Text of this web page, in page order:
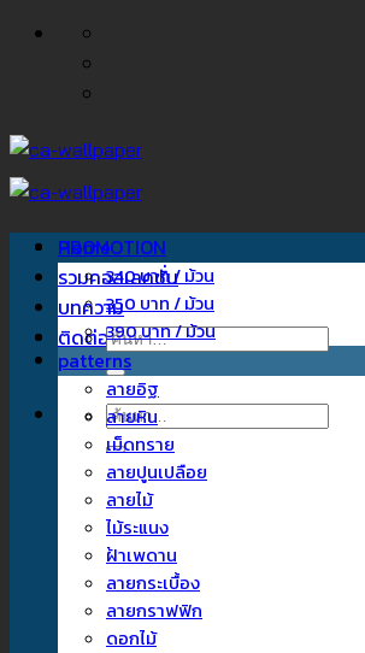
ข้าม
Home
รวมคอลเลคชั่น
บทความ
ติดต่อเรา
ค้นหา:
ค้นหา:
PROMOTION
340 บาท / ม้วน
350 บาท / ม้วน
390 บาท / ม้วน
patterns
ลายอิฐ
ลายหิน
เม็ดทราย
ลายปูนเปลือย
ลายไม้
ไม้ระแนง
ฝ้าเพดาน
ลายกระเบื้อง
ลายกราฟฟิก
ดอกไม้